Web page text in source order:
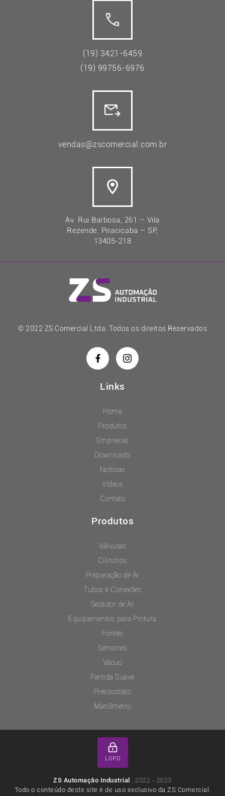
(19) 3421-6459
(19) 99756-6976
vendas@zscomercial.com.br
Av. Rui Barbosa, 261 – Vila
Rezende, Piracicaba – SP,
13405-218
© 2022 ZS Comercial Ltda. Todos os direitos Reservados
Links
Home
Produtos
Empresas
Downloads
Notícias
Vídeos
Contato
Produtos
Válvulas
Cilindros
Preparação de Ar
Tubos e Conexões
Secador de Ar
Equipamentos para Pintura
Fontes
Sensores
Vácuo
Partida Suave
Pressostato
Manômetro
LGPD
ZS Automação Industrial , 2022 - 2023
Todo o conteúdo deste site é de uso exclusivo da ZS Comercial.